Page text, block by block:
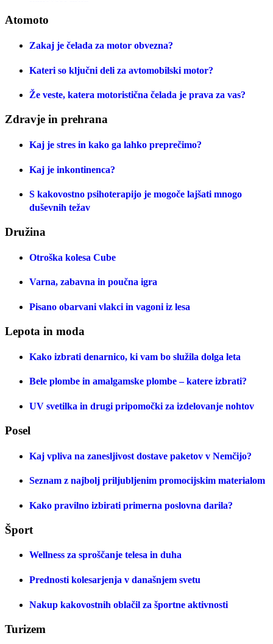
Atomoto
Zakaj je čelada za motor obvezna?
Kateri so ključni deli za avtomobilski motor?
Že veste, katera motoristična čelada je prava za vas?
Zdravje in prehrana
Kaj je stres in kako ga lahko preprečimo?
Kaj je inkontinenca?
S kakovostno psihoterapijo je mogoče lajšati mnogo
duševnih težav
Družina
Otroška kolesa Cube
Varna, zabavna in poučna igra
Pisano obarvani vlakci in vagoni iz lesa
Lepota in moda
Kako izbrati denarnico, ki vam bo služila dolga leta
Bele plombe in amalgamske plombe – katere izbrati?
UV svetilka in drugi pripomočki za izdelovanje nohtov
Posel
Kaj vpliva na zanesljivost dostave paketov v Nemčijo?
Seznam z najbolj priljubljenim promocijskim materialom
Kako pravilno izbirati primerna poslovna darila?
Šport
Wellness za sproščanje telesa in duha
Prednosti kolesarjenja v današnjem svetu
Nakup kakovostnih oblačil za športne aktivnosti
Turizem